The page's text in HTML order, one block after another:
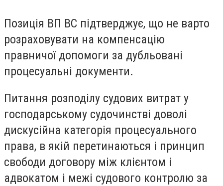
Позиція ВП ВС підтверджує, що не варто
розраховувати на компенсацію
правничої допомоги за дубльовані
процесуальні документи.
Питання розподілу судових витрат у
господарському судочинстві доволі
дискусійна категорія процесуального
права, в якій перетинаються і принцип
свободи договору між клієнтом і
адвокатом і межі судового контролю за